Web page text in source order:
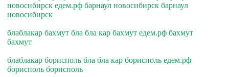
новосибирск едем.рф барнаул новосибирск барнаул
новосибирск
блаблакар бахмут бла бла кар бахмут едем.рф бахмут
бахмут
блаблакар борисполь бла бла кар борисполь едем.рф
борисполь борисполь